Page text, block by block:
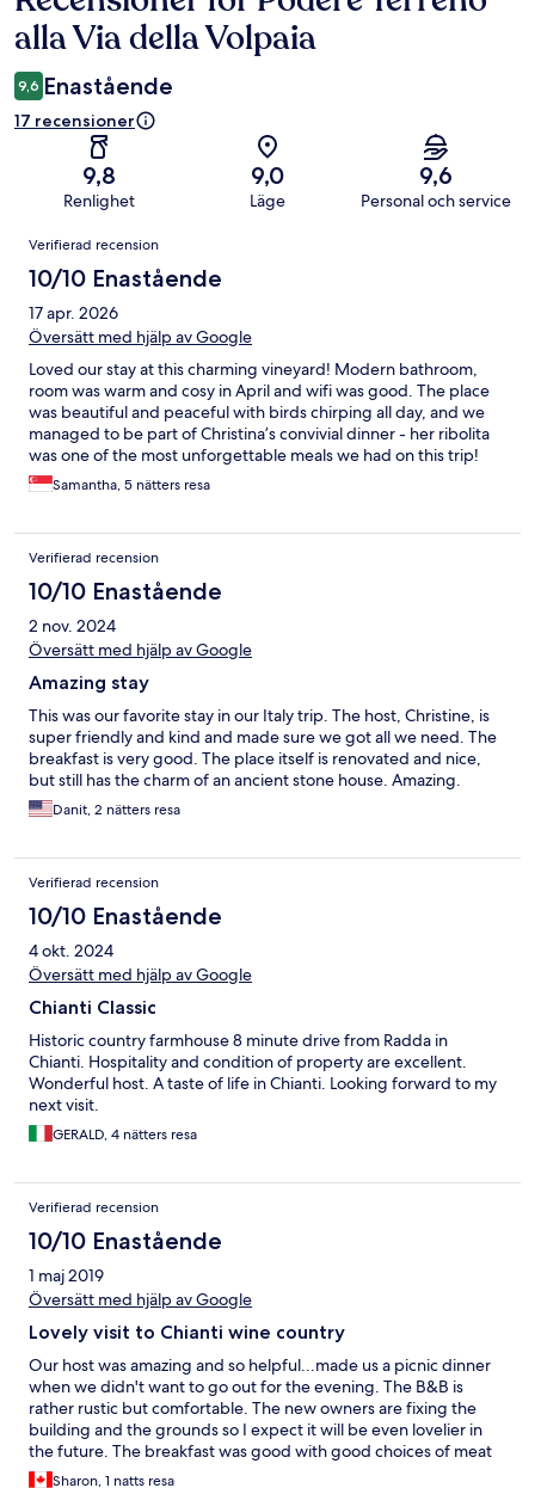
alla Via della Volpaia
9,6 Enastående
17 recensioner
9,8
Renlighet
9,0
Läge
9,6
Personal och service
Recensioner
Verifierad recension
10/10 Enastående
17 apr. 2026
Översätt med hjälp av Google
Loved our stay at this charming vineyard! Modern bathroom,
room was warm and cosy in April and wifi was good. The place
was beautiful and peaceful with birds chirping all day, and we
managed to be part of Christina’s convivial dinner - her ribolita
was one of the most unforgettable meals we had on this trip!
Really accessible to other towns in Chianti, and everyone was so
warm and lovely. Breakfast was simple but coffee was absolutely
Samantha, 5 nätters resa
Verifierad recension
10/10 Enastående
2 nov. 2024
Översätt med hjälp av Google
Amazing stay
This was our favorite stay in our Italy trip. The host, Christine, is
super friendly and kind and made sure we got all we need. The
breakfast is very good. The place itself is renovated and nice,
but still has the charm of an ancient stone house. Amazing.
Danit, 2 nätters resa
Verifierad recension
10/10 Enastående
4 okt. 2024
Översätt med hjälp av Google
Chianti Classic
Historic country farmhouse 8 minute drive from Radda in
Chianti. Hospitality and condition of property are excellent.
Wonderful host. A taste of life in Chianti. Looking forward to my
next visit.
GERALD, 4 nätters resa
Verifierad recension
10/10 Enastående
1 maj 2019
Översätt med hjälp av Google
Lovely visit to Chianti wine country
Our host was amazing and so helpful...made us a picnic dinner
when we didn't want to go out for the evening. The B&B is
rather rustic but comfortable. The new owners are fixing the
building and the grounds so I expect it will be even lovelier in
the future. The breakfast was good with good choices of meat
cheese breads homemade preserves and cakes. We thoroughly
Sharon, 1 natts resa